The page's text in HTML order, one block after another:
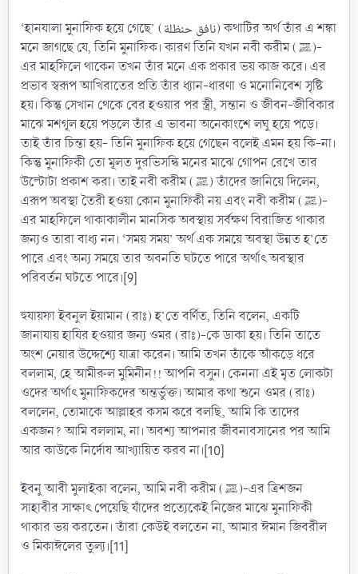
‘হানযালা মুনাফিক হয়ে গেছে’ (نافق حنظلة) কথাটির অর্থ তাঁর এ শঙ্কা
মনে জাগছে যে, তিনি মুনাফিক। কারণ তিনি যখন নবী করীম (ﷺ)-
এর মাহফিলে থাকেন তখন তাঁর মনে এক প্রকার ভয় কাজ করে। এর
প্রভাব স্বরূপ আখিরাতের প্রতি তাঁর ধ্যান-ধারণা ও মনোনিবেশ সৃষ্টি
হয়। কিন্তু সেখান থেকে বের হওয়ার পর স্ত্রী, সন্তান ও জীবন-জীবিকার
মাঝে মশগূল হয়ে পড়লে তাঁর এ ভাবনা অনেকাংশে লঘু হয়ে পড়ে।
তাই তাঁর চিন্তা হয়- তিনি মুনাফিক হয়ে গেছেন বলেই এমন হয় কি-না।
কিন্তু মুনাফিকী তো মূলত দুরভিসন্ধি মনের মাঝে গোপন রেখে তার
উল্টোটা প্রকাশ করা। তাই নবী করীম (ﷺ) তাঁদের জানিয়ে দিলেন,
এরূপ অবস্থা তৈরী হওয়া কোন মুনাফিকী নয় এবং নবী করীম (ﷺ)-
এর মাহফিলে থাকাকালীন মানসিক অবস্থায় সর্বক্ষণ বিরাজিত থাকার
জন্যও তারা বাধ্য নন। ‘সময় সময়’ অর্থ এক সময়ে অবস্থা উন্নত হ’তে
পারে এবং অন্য সময়ে তার অবনতি ঘটতে পারে অর্থাৎ অবস্থার
পরিবর্তন ঘটতে পারে।[9]
হুযায়ফা ইবনুল ইয়ামান (রাঃ) হ’তে বর্ণিত, তিনি বলেন, একটি
জানাযায় হাযির হওয়ার জন্য ওমর (রাঃ)-কে ডাকা হয়। তিনি তাতে
অংশ নেয়ার উদ্দেশ্যে যাত্রা করেন। আমি তখন তাঁকে অাঁকড়ে ধরে
বললাম, হে আমীরুল মুমিনীন!! আপনি বসুন। কেননা এই মৃত লোকটা
ওদের অর্থাৎ মুনাফিকদের অন্তর্ভুক্ত। আমার কথা শুনে ওমর (রাঃ)
বললেন, তোমাকে আল্লাহর কসম করে বলছি, আমি কি তাদের
একজন? আমি বললাম, না। অবশ্য আপনার জীবনাবসানের পর আমি
আর কাউকে নির্দোষ আখ্যায়িত করব না।[10]
ইবনু আবী মুলাইকা বলেন, আমি নবী করীম (ﷺ)-এর ত্রিশজন
সাহাবীর সাক্ষাৎ পেয়েছি যাঁদের প্রত্যেকেই নিজের মাঝে মুনাফিকী
থাকার ভয় করতেন। তাঁরা কেউই বলতেন না, আমার ঈমান জিবরীল
ও মিকাঈলের তুল্য।[11]